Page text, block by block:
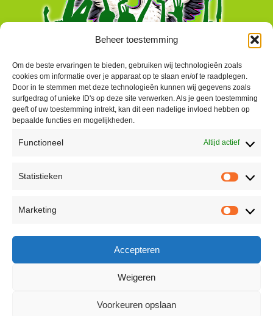
Beheer toestemming
Om de beste ervaringen te bieden, gebruiken wij technologieën zoals
cookies om informatie over je apparaat op te slaan en/of te raadplegen.
Door in te stemmen met deze technologieën kunnen wij gegevens zoals
surfgedrag of unieke ID's op deze site verwerken. Als je geen toestemming
geeft of uw toestemming intrekt, kan dit een nadelige invloed hebben op
bepaalde functies en mogelijkheden.
Functioneel Altijd actief
Statistieken
Marketing
Accepteren
Weigeren
Voorkeuren opslaan
Peter Vergroesen
korenfestivaldenhaag@gmail.com